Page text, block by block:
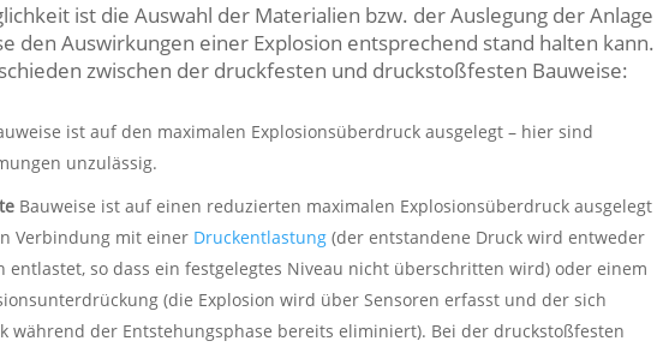
ist die Auswahl der Materialien bzw. der Auslegung der Anlage
den Auswirkungen einer Explosion entsprechend stand halten kann.
zwischen der druckfesten und druckstoßfesten Bauweise:
ist auf den maximalen Explosionsüberdruck ausgelegt – hier sind
unzulässig.
Bauweise ist auf einen reduzierten maximalen Explosionsüberdruck ausgelegt
Verbindung mit einer Druckentlastung (der entstandene Druck wird entweder
entlastet, so dass ein festgelegtes Niveau nicht überschritten wird) oder einem
(die Explosion wird über Sensoren erfasst und der sich
während der Entstehungsphase bereits eliminiert). Bei der druckstoßfesten